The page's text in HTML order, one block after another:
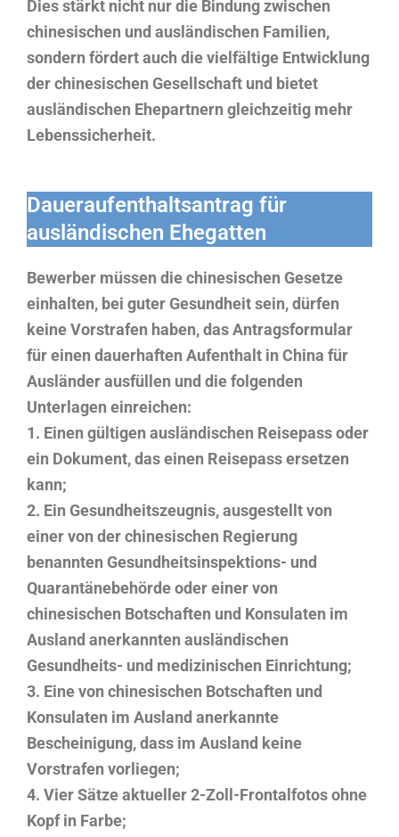
Dies stärkt nicht nur die Bindung zwischen
chinesischen und ausländischen Familien,
sondern fördert auch die vielfältige Entwicklung
der chinesischen Gesellschaft und bietet
ausländischen Ehepartnern gleichzeitig mehr
Lebenssicherheit.
Daueraufenthaltsantrag für
ausländischen Ehegatten
Bewerber müssen die chinesischen Gesetze
einhalten, bei guter Gesundheit sein, dürfen
keine Vorstrafen haben, das Antragsformular
für einen dauerhaften Aufenthalt in China für
Ausländer ausfüllen und die folgenden
Unterlagen einreichen:
1. Einen gültigen ausländischen Reisepass oder
ein Dokument, das einen Reisepass ersetzen
kann;
2. Ein Gesundheitszeugnis, ausgestellt von
einer von der chinesischen Regierung
benannten Gesundheitsinspektions- und
Quarantänebehörde oder einer von
chinesischen Botschaften und Konsulaten im
Ausland anerkannten ausländischen
Gesundheits- und medizinischen Einrichtung;
3. Eine von chinesischen Botschaften und
Konsulaten im Ausland anerkannte
Bescheinigung, dass im Ausland keine
Vorstrafen vorliegen;
4. Vier Sätze aktueller 2-Zoll-Frontalfotos ohne
Kopf in Farbe;